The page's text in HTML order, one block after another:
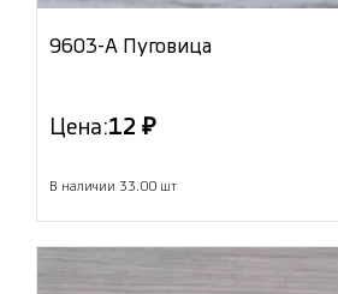
9603-А Пуговица
Цена:12 ₽
В наличии 33.00 шт